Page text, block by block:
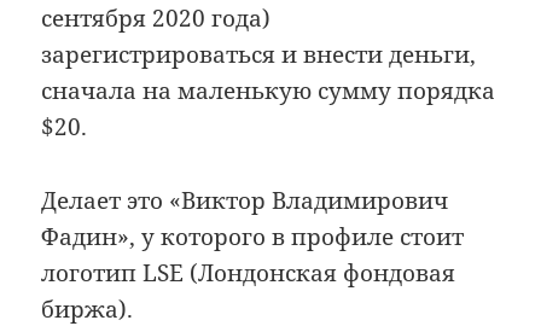
сентября 2020 года)
зарегистрироваться и внести деньги,
сначала на маленькую сумму порядка
$20.
Делает это «Виктор Владимирович
Фадин», у которого в профиле стоит
логотип LSE (Лондонская фондовая
биржа).